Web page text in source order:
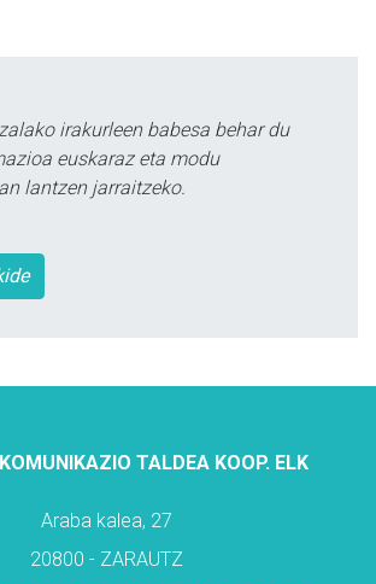
irakurleen babesa behar du
euskaraz eta modu
lantzen jarraitzeko.
TALDEA KOOP. ELK
Araba kalea, 27
20800 - ZARAUTZ